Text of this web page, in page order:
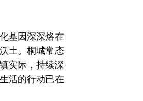
基因深深烙在
土。桐城常态
实际，持续深
活的行动已在